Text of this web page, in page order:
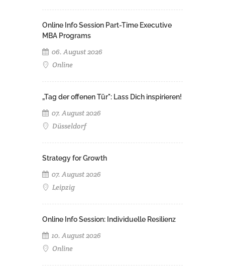
Online Info Session Part-Time Executive
MBA Programs
06. August 2026
Online
„Tag der offenen Tür": Lass Dich inspirieren!
07. August 2026
Düsseldorf
Strategy for Growth
07. August 2026
Leipzig
Online Info Session: Individuelle Resilienz
10. August 2026
Online